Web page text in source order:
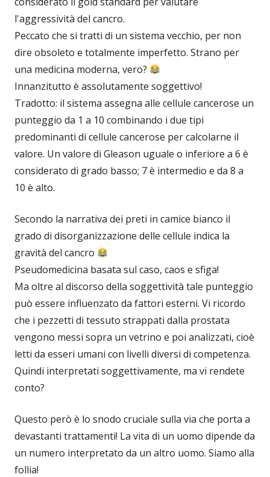
l'aggressività del cancro.
Peccato che si tratti di un sistema vecchio, per non
dire obsoleto e totalmente imperfetto. Strano per
una medicina moderna, vero?
Innanzitutto è assolutamente soggettivo!
Tradotto: il sistema assegna alle cellule cancerose un
punteggio da 1 a 10 combinando i due tipi
predominanti di cellule cancerose per calcolarne il
valore. Un valore di Gleason uguale o inferiore a 6 è
considerato di grado basso; 7 è intermedio e da 8 a
10 è alto.
Secondo la narrativa dei preti in camice bianco il
grado di disorganizzazione delle cellule indica la
gravità del cancro
Pseudomedicina basata sul caso, caos e sfiga!
Ma oltre al discorso della soggettività tale punteggio
può essere influenzato da fattori esterni. Vi ricordo
che i pezzetti di tessuto strappati dalla prostata
vengono messi sopra un vetrino e poi analizzati, cioè
letti da esseri umani con livelli diversi di competenza.
Quindi interpretati soggettivamente, ma vi rendete
conto?
Questo però è lo snodo cruciale sulla via che porta a
devastanti trattamenti! La vita di un uomo dipende da
un numero interpretato da un altro uomo. Siamo alla
follia!